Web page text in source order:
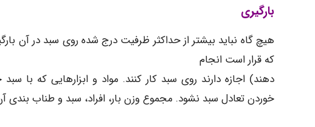
بارگیری
هیچ گاه نباید بیشتر از حداکثر ظرفیت درج شده روی سبد در آن
که قرار است انجام
دهند) اجازه دارند روی سبد کار کنند. مواد و ابزارهایی که
خوردن تعادل سبد نشود. مجموع وزن بار، افراد، سبد و طناب بندی آن نبایداز 5% ظرفیت جرثقیل